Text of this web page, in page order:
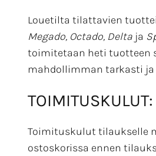
Louetilta tilattavien
Megado, Octado, Delta ja
toimitetaan heti tuotteen
mahdollimman tarkasti
TOIMITUSKULUT:
Toimituskulut tilaukselle
ostoskorissa ennen